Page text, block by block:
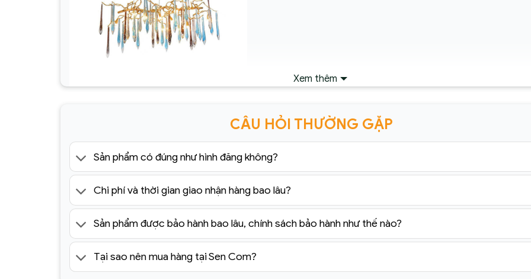
Xem thêm
CÂU HỎI THƯỜNG GẶP
Sản phẩm có đúng như hình đăng không?
Chi phí và thời gian giao nhận hàng bao lâu?
Sản phẩm được bảo hành bao lâu, chính sách bảo hành như thế nào?
Tại sao nên mua hàng tại Sen Com?